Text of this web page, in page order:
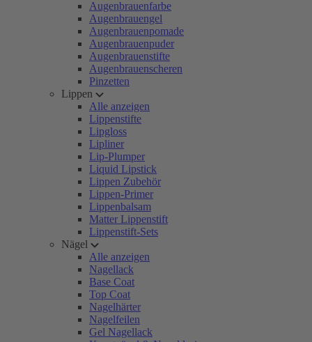
Augenbrauenfarbe
Augenbrauengel
Augenbrauenpomade
Augenbrauenpuder
Augenbrauenstifte
Augenbrauenscheren
Pinzetten
Lippen
Alle anzeigen
Lippenstifte
Lipgloss
Lipliner
Lip-Plumper
Liquid Lipstick
Lippen Zubehör
Lippen-Primer
Lippenbalsam
Matter Lippenstift
Lippenstift-Sets
Nägel
Alle anzeigen
Nagellack
Base Coat
Top Coat
Nagelhärter
Nagelfeilen
Gel Nagellack